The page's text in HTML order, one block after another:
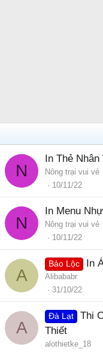
N
In Thẻ
Nông trại vui vẻ
10/11/22
N
In Menu
Nông trại vui vẻ
10/11/22
A
Bảo Lộc In
Alibababr
31/10/22
A
Đà Lạt
Thi
Thiết
alothietke_18